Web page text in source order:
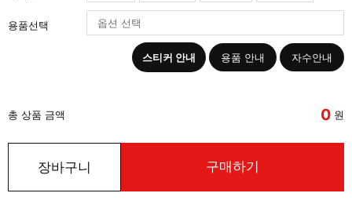
용품선택
스티커 안내 용품 안내 자수안내
총 상품 금액 0 원
장바구니 구매하기